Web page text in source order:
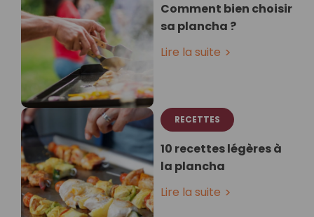
Comment bien choisir
sa plancha ?
Lire la suite
RECETTES
10 recettes légères à
la plancha
Lire la suite